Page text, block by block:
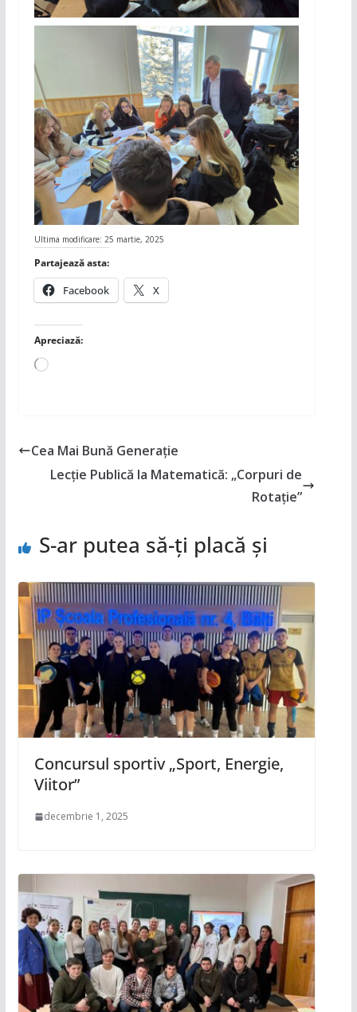
Ultima modificare: 25 martie, 2025
Partajează asta:
Facebook X
Apreciază:
Încarc...
Cea Mai Bună Generație
Lecție Publică la Matematică: „Corpuri de
Rotație”
S-ar putea să-ți placă și
Concursul sportiv „Sport, Energie,
Viitor”
decembrie 1, 2025